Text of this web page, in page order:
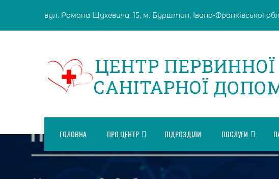
content
вул. Романа Шухевича, 15, м. Бурштин, Івано-Франківської обл.,
ГОЛОВНА ПРО ЦЕНТР ПІДРОЗДІЛИ ПОСЛУГИ